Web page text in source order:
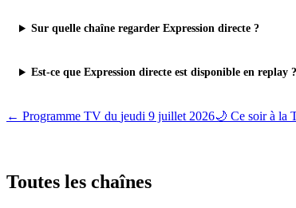
Sur quelle chaîne regarder Expression directe ?
Est-ce que Expression directe est disponible en replay ?
← Programme TV du jeudi 9 juillet 2026🌙 Ce soir à la
Toutes les chaînes